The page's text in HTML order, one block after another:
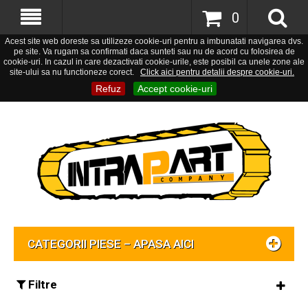
Acest site web doreste sa utilizeze cookie-uri pentru a imbunatati navigarea dvs.
pe site. Va rugam sa confirmati daca sunteti sau nu de acord cu folosirea de
cookie-uri. In cazul in care dezactivati cookie-urile, este posibil ca unele zone ale
site-ului sa nu functioneze corect.
Click aici pentru detalii despre cookie-uri.
Refuz Accept cookie-uri
0
CATEGORII PIESE – APASA AICI
Filtre